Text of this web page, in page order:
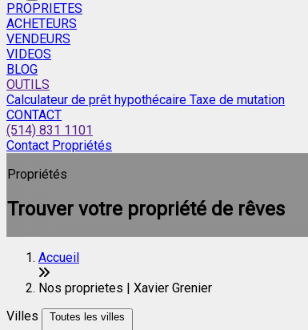
PROPRIETES
ACHETEURS
VENDEURS
VIDEOS
BLOG
OUTILS
Calculateur de prêt hypothécaire Taxe de mutation
CONTACT
(514) 831 1101
Contact Propriétés
Propriétés
Trouver votre propriété de rêves
Accueil
Nos proprietes | Xavier Grenier
Villes
Toutes les villes